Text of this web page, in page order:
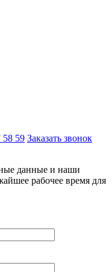
58 59 Заказать звонок
данные и наши
рабочее время для